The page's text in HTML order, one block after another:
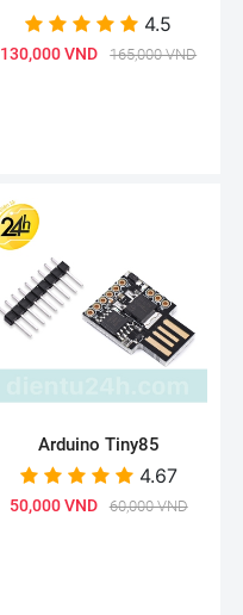
4.5
130,000 VND 165,000 VND
Arduino Tiny85
4.67
50,000 VND 60,000 VND